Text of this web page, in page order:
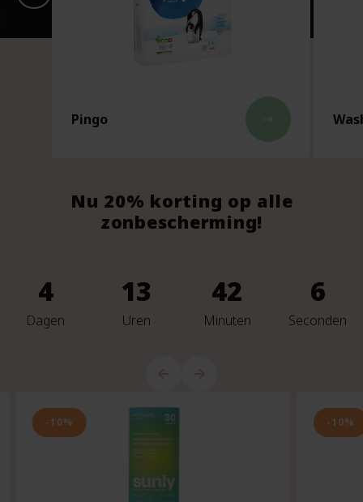
Pingo
Nu 20% korting op alle
zonbescherming!
4
Dagen
13
Uren
42
Minuten
4
Seconden
-10% -10%